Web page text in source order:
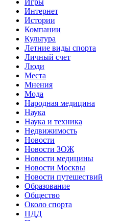
Интернет
Истории
Компании
Культура
Летние виды спорта
Личный счет
Люди
Места
Мнения
Мода
Народная медицина
Наука
Наука и техника
Недвижимость
Новости
Новости ЗОЖ
Новости медицины
Новости Москвы
Новости путешествий
Образование
Общество
Около спорта
ПДД